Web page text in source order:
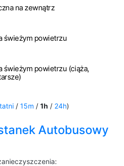
na zewnątrz
świeżym powietrzu
świeżym powietrzu (ciąża,
/ 15m / 1h / 24h)
Autobusowy
: